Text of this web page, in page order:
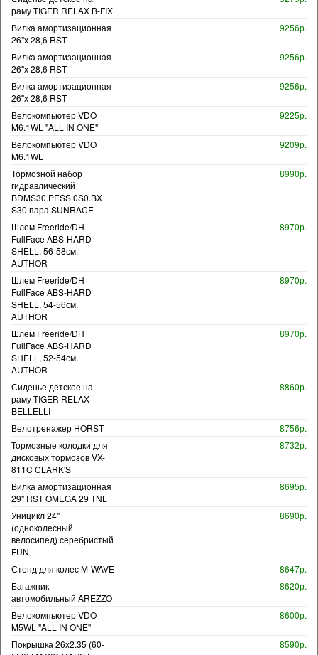
раму TIGER RELAX B-FIX
Вилка амортизационная
26"х 28,6 RST
9256р.
Вилка амортизационная
26"х 28,6 RST
9256р.
Вилка амортизационная
26"х 28,6 RST
9256р.
Велокомпьютер VDO
M6.1WL "ALL IN ONE"
9225р.
Велокомпьютер VDO
M6.1WL
9209р.
Тормозной набор
гидравлический
BDMS30.PESS.0S0.BX
S30 пара SUNRACE
8990р.
Шлем Freeride/DH
FullFace ABS-HARD
SHELL, 56-58см.
AUTHOR
8970р.
Шлем Freeride/DH
FullFace ABS-HARD
SHELL, 54-56см.
AUTHOR
8970р.
Шлем Freeride/DH
FullFace ABS-HARD
SHELL, 52-54см.
AUTHOR
8970р.
Сиденье детское на
раму TIGER RELAX
BELLELLI
8860р.
Велотренажер HORST
8756р.
Тормозные колодки для
дисковых тормозов VX-
811C CLARK'S
8732р.
Вилка амортизационная
29" RST OMEGA 29 TNL
8695р.
Уницикл 24"
(одноколесный
велосипед) серебристый
FUN
8690р.
Стенд для колес M-WAVE
8647р.
Багажник
автомобильный AREZZO
8620р.
Велокомпьютер VDO
M5WL "ALL IN ONE"
8600р.
Покрышка 26x2.35 (60-
8590р.